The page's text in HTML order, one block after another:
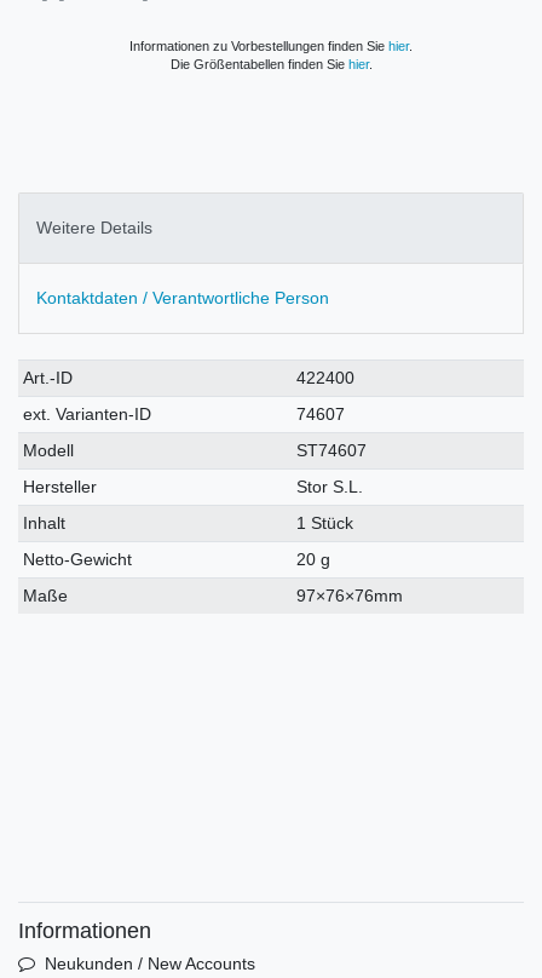
Informationen zu Vorbestellungen finden Sie hier.
Die Größentabellen finden Sie hier.
Weitere Details
Kontaktdaten / Verantwortliche Person
Technisches
Merkmal
Wert
Art.-ID
422400
ext. Varianten-ID
74607
Modell
ST74607
Hersteller
Stor S.L.
Inhalt
1 Stück
Netto-Gewicht
20 g
Maße
97×76×76mm
Informationen
Neukunden / New Accounts